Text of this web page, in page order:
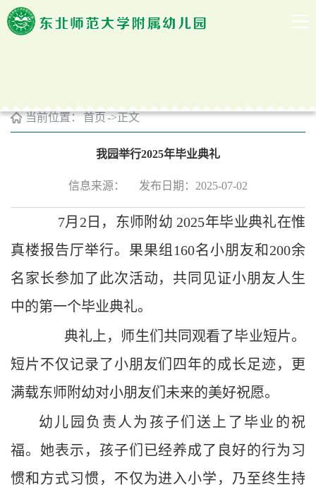
当前位置：首页->正文
我园举行2025年毕业典礼
信息来源： 发布日期：2025-07-02
7月2日，东师附幼 2025年毕业典礼在惟
真楼报告厅举行。果果组160名小朋友和200余
名家长参加了此次活动，共同见证小朋友人生
中的第一个毕业典礼。
典礼上，师生们共同观看了毕业短片。
短片不仅记录了小朋友们四年的成长足迹，更
满载东师附幼对小朋友们未来的美好祝愿。
幼儿园负责人为孩子们送上了毕业的祝
福。她表示，孩子们已经养成了良好的行为习
惯和方式习惯，不仅为进入小学，乃至终生持